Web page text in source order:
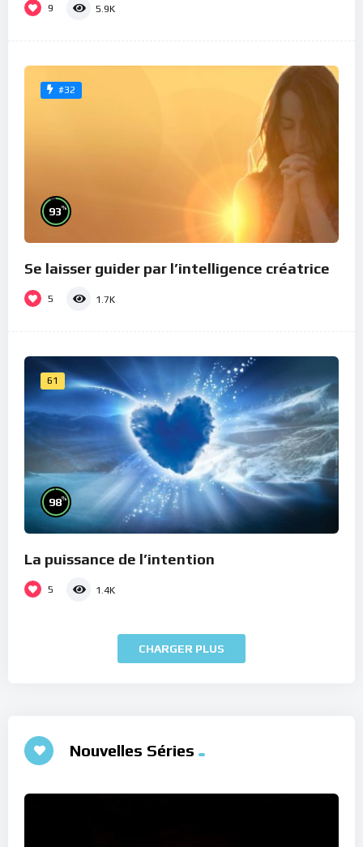
9 5.9K
#32
93%
Se laisser guider par l’intelligence créatrice
5 1.7K
61
98%
La puissance de l’intention
5 1.4K
CHARGER PLUS
Nouvelles Séries